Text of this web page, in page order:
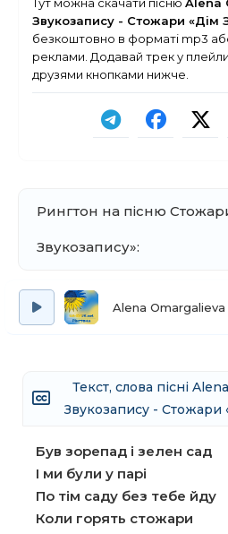
Звукозапису - Стожари «Дім
безкоштовно в форматі mp3
реклами. Додавай трек у
друзями кнопками нижче.
Рингтон на пісню
Звукозапису»:
Alena Omargalieva
Текст, слова пісні
Звукозапису - Стожари
Був зорепад і зелен сад
І ми були у парі
По тім саду без тебе йду
Коли горять стожари